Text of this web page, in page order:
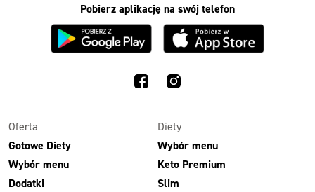
Pobierz aplikację na swój telefon
Oferta
Gotowe Diety
Wybór menu
Dodatki
Diety
Wybór menu
Keto Premium
Slim